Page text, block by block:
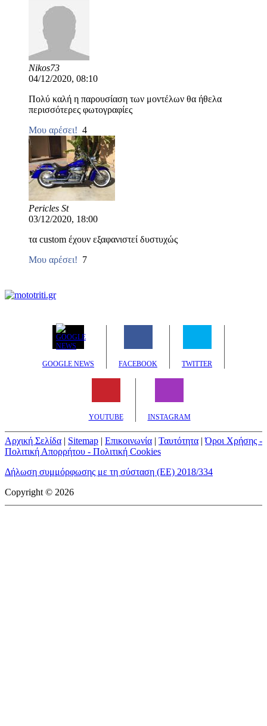
Nikos73
04/12/2020, 08:10
Πολύ καλή η παρουσίαση των μοντέλων θα ήθελα
περισσότερες φωτογραφίες
Μου αρέσει! 4
Pericles St
03/12/2020, 18:00
τα custom έχουν εξαφανιστεί δυστυχώς
Μου αρέσει! 7
GOOGLE NEWS FACEBOOK TWITTER
YOUTUBE INSTAGRAM
Αρχική Σελίδα | Sitemap | Επικοινωνία | Ταυτότητα |Όροι Χρήσης -
Πολιτική Απορρήτου - Πολιτική Cookies
Δήλωση συμμόρφωσης με τη σύσταση (ΕΕ) 2018/334
Copyright © 2026